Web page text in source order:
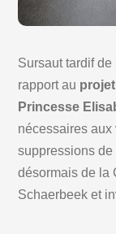
Sursaut tardif de
rapport au
Princesse
nécessaires
suppressions de
désormais de la
Schaerbeek et